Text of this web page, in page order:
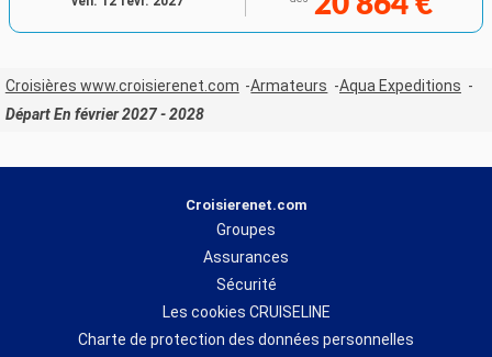
Croisières www.croisierenet.com Armateurs
Aqua Expeditions
Départ En février 2027 - 2028
Croisierenet.com
Groupes
Assurances
Sécurité
Les cookies CRUISELINE
Charte de protection des données personnelles